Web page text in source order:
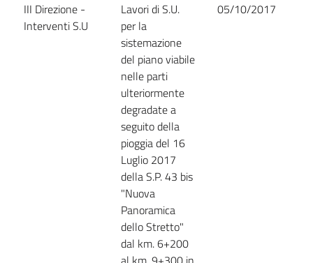
III Direzione -
Interventi S.U
Lavori di S.U.
per la
sistemazione
del piano viabile
nelle parti
ulteriormente
degradate a
seguito della
pioggia del 16
Luglio 2017
della S.P. 43 bis
"Nuova
Panoramica
dello Stretto"
dal km. 6+200
05/10/2017